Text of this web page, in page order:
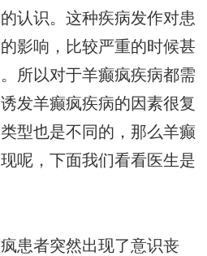
认识。这种疾病发作对患
影响，比较严重的时候甚
所以对于羊癫疯疾病都需
发羊癫疯疾病的因素很复
型也是不同的，那么羊癫
呢，下面我们看看医生是
患者突然出现了意识丧